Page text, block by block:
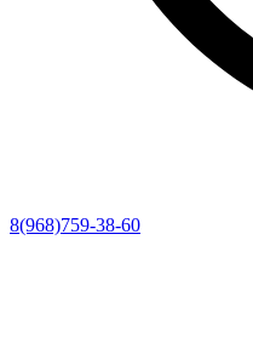
8(968)759-38-60